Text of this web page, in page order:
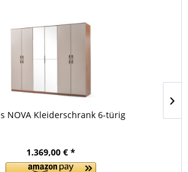
NOVA Kleiderschrank 6-türig
1.369,00 € *